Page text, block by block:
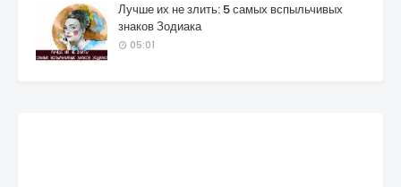
Лучше их не злить: 5 самых вспыльчивых
знаков Зодиака
05:01